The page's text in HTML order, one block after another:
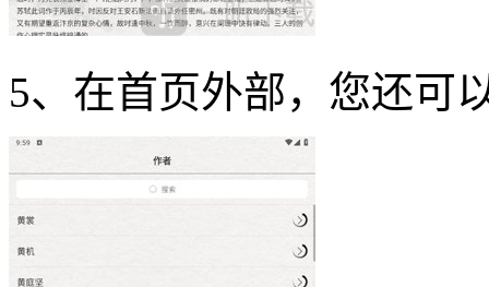
5、在首页外部，您还可